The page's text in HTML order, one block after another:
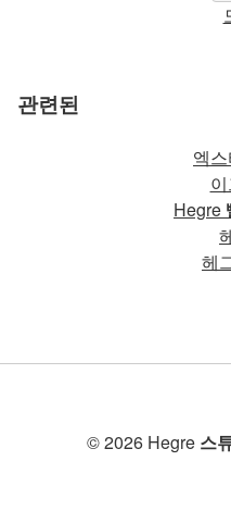
관련된
엑
Hegre
헤
© 2026 Hegre 스